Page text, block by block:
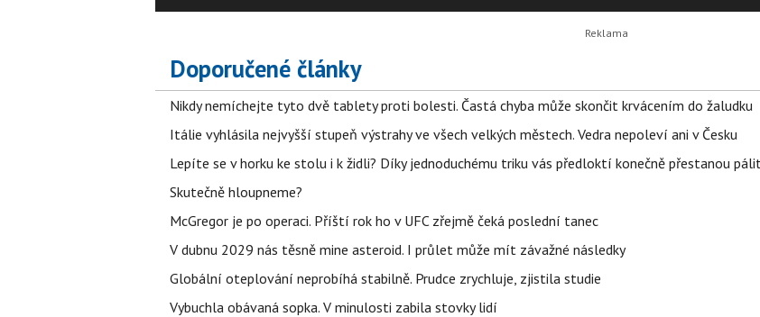
Doporučené články
Nikdy nemíchejte tyto dvě tablety proti bolesti. Častá chyba může skončit krvácením do žaludku
Itálie vyhlásila nejvyšší stupeň výstrahy ve všech velkých městech. Vedra nepoleví ani v Česku
Lepíte se v horku ke stolu i k židli? Díky jednoduchému triku vás předloktí konečně přestanou
Skutečně hloupneme?
McGregor je po operaci. Příští rok ho v UFC zřejmě čeká poslední tanec
V dubnu 2029 nás těsně mine asteroid. I průlet může mít závažné následky
Globální oteplování neprobíhá stabilně. Prudce zrychluje, zjistila studie
Vybuchla obávaná sopka. V minulosti zabila stovky lidí